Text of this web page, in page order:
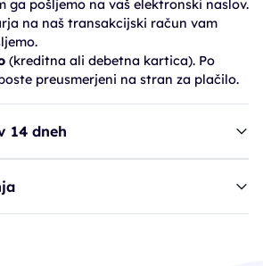
ga pošljemo na vaš elektronski naslov.
na naš transakcijski račun vam
(kreditna ali debetna kartica). Po
preusmerjeni na stran za plačilo.
14 dneh